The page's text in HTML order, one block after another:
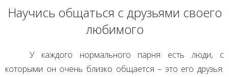
Научись общаться с друзьями своего
любимого
У каждого нормального парня есть люди, с
которыми он очень близко общается – это его друзья.